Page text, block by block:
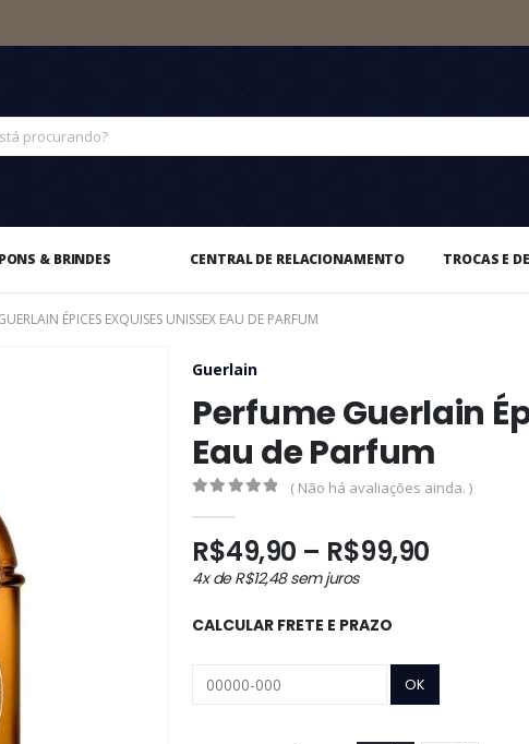
& BRINDES CENTRAL DE RELACIONAMENTO TROCAS E
ÉPICES EXQUISES UNISSEX EAU DE PARFUM
Guerlain
Perfume Guerlain
Eau de Parfum
( Não há avaliações ainda. )
R$49,90 – R$99,90Faixa
através
4x deR$12,48sem juros
CALCULAR FRETE E PRAZO